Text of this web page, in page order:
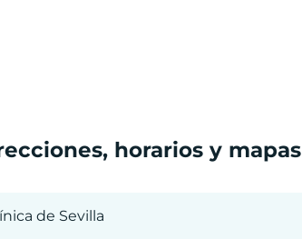
horarios y mapas
de Sevilla